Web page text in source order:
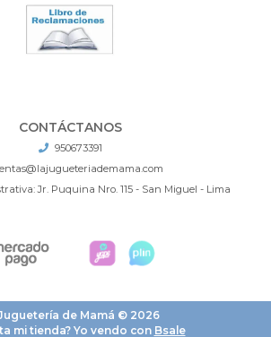
CONTÁCTANOS
950673391
Jr. Puquina Nro. 115 - San Miguel - Lima
de Mamá © 2026
mi tienda? Yo vendo con Bsale